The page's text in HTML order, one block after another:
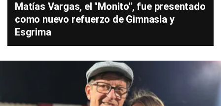
Matías Vargas, el "Monito", fue presentado
como nuevo refuerzo de Gimnasia y
Esgrima